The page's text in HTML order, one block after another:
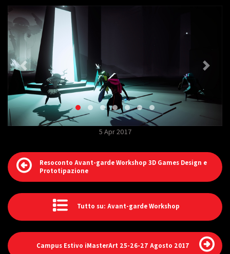
5 Apr 2017
Resoconto Avant-garde Workshop 3D Games Design e
Prototipazione
Tutto su: Avant-garde Workshop
Campus Estivo iMasterArt 25-26-27 Agosto 2017